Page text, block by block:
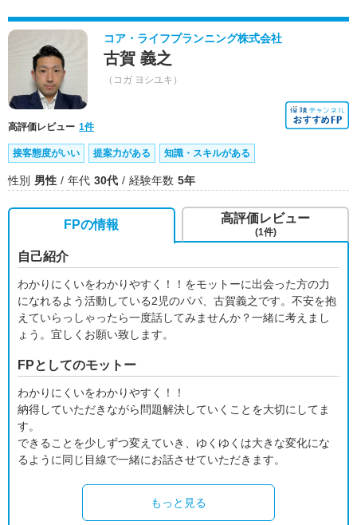
コア・ライフプランニング株式会社
古賀 義之
（コガ ヨシユキ）
高評価レビュー 1件
接客態度がいい 提案力がある 知識・スキルがある
性別 男性 年代 30代 経験年数 5年
FPの情報
自己紹介
わかりにくいをわかりやすく！！をモットーに出会った方の力
になれるよう活動している2児のパパ、古賀義之です。不安を抱
えていらっしゃったら一度話してみませんか？一緒に考えまし
ょう。宜しくお願い致します。
FPとしてのモットー
わかりにくいをわかりやすく！！
納得していただきながら問題解決していくことを大切にしてま
す。
できることを少しずつ変えていき、ゆくゆくは大きな変化にな
るように同じ目線で一緒にお話させていただきます。
もっと見る
高評価レビュー
(1件)